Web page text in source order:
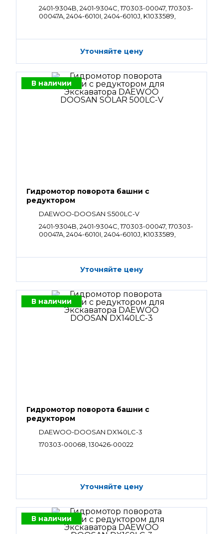
2401-9304B, 2401-9304C, 170303-00047, 170303-
00047A, 2404-6010I, 2404-6010J, K1033589,
Уточняйте цену
В наличии
Гидромотор поворота башни с
редуктором
DAEWOO-DOOSAN S500LC-V
2401-9304B, 2401-9304C, 170303-00047, 170303-
00047A, 2404-6010I, 2404-6010J, K1033589,
Уточняйте цену
В наличии
Гидромотор поворота башни с
редуктором
DAEWOO-DOOSAN DX140LC-3
170303-00068, 130426-00022
Уточняйте цену
В наличии